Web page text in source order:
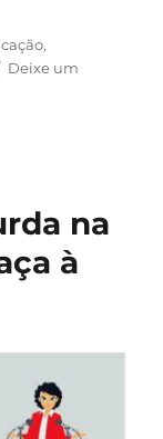
,
Deixe um
na
à